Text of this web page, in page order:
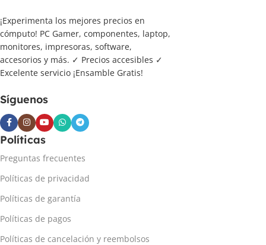
¡Experimenta los mejores precios en
cómputo! PC Gamer, componentes, laptop,
monitores, impresoras, software,
accesorios y más. ✓ Precios accesibles ✓
Excelente servicio ¡Ensamble Gratis!
Síguenos
Políticas
Preguntas frecuentes
Políticas de privacidad
Políticas de garantía
Políticas de pagos
Políticas de cancelación y reembolsos